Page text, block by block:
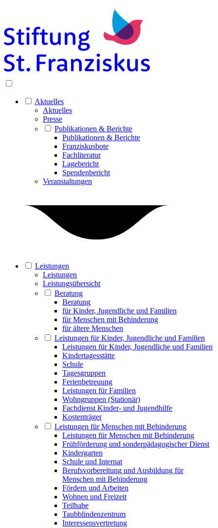
Aktuelles
Aktuelles
Presse
Publikationen & Berichte
Publikationen & Berichte
Franziskusbote
Fachliteratur
Lagebericht
Spendenbericht
Veranstaltungen
Leistungen
Leistungen
Leistungsübersicht
Beratung
Beratung
für Kinder, Jugendliche und Familien
für Menschen mit Behinderung
für ältere Menschen
Leistungen für Kinder, Jugendliche und Familien
Leistungen für Kinder, Jugendliche und Familien
Kindertagesstätte
Schule
Tagesgruppen
Ferienbetreuung
Leistungen für Familien
Wohngruppen (Stationär)
Fachdienst Kinder- und Jugendhilfe
Kostenträger
Leistungen für Menschen mit Behinderung
Leistungen für Menschen mit Behinderung
Frühförderung und sonderpädagogischer Dienst
Kindergarten
Schule und Internat
Berufsvorbereitung und Ausbildung für
Menschen mit Behinderung
Fördern und Arbeiten
Wohnen und Freizeit
Teilhabe
Taubblindenzentrum
Interessensvertretung